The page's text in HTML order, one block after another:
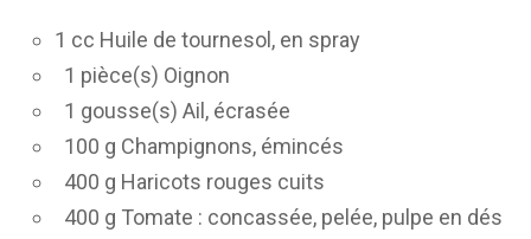
1 cc Huile de tournesol, en spray
1 pièce(s) Oignon
1 gousse(s) Ail, écrasée
100 g Champignons, émincés
400 g Haricots rouges cuits
400 g Tomate : concassée, pelée, pulpe en dés